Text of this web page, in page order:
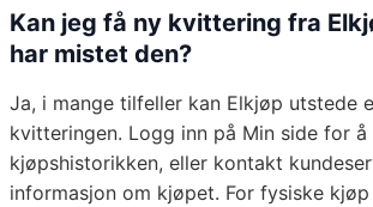
Kan jeg få ny kvittering fra
har mistet den?
Ja, i mange tilfeller kan Elkjøp utstede
kvitteringen. Logg inn på Min side for å
kjøpshistorikken, eller kontakt
informasjon om kjøpet. For fysiske